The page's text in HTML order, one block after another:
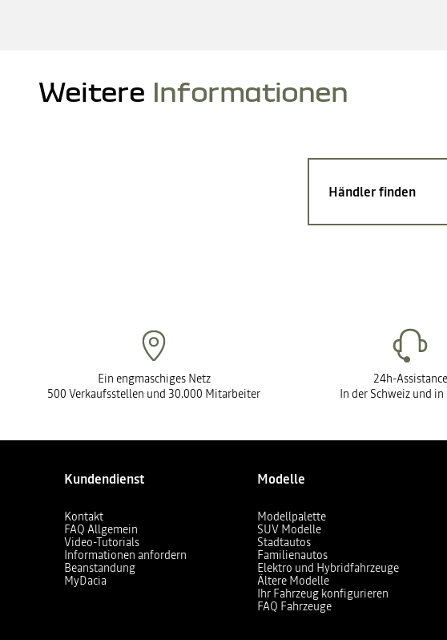
Weitere Informationen
Händler finden
Ein engmaschiges Netz
500 Verkaufsstellen und 30.000 Mitarbeiter
24h-Assistance
In der Schweiz und in
Kundendienst
Kontakt
FAQ Allgemein
Video-Tutorials
Informationen anfordern
Beanstandung
MyDacia
Modelle
Modellpalette
SUV Modelle
Stadtautos
Familienautos
Elektro und Hybridfahrzeuge
Ältere Modelle
Ihr Fahrzeug konfigurieren
FAQ Fahrzeuge